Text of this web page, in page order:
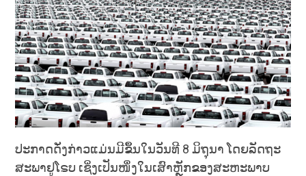
ປະກາດດັ່ງກ່າວແມ່ນມີຂຶ້ນໃນວັນທີ 8 ມິຖຸນາ ໂດຍລັດຖະ
ສະພາຢູໂຣບ ເຊິ່ງເປັນໜຶ່ງໃນເສົາຫຼັກຂອງສະຫະພາບ